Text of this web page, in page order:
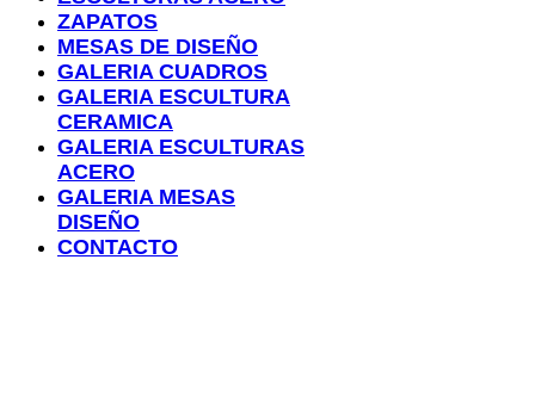
ZAPATOS
MESAS DE DISEÑO
GALERIA CUADROS
GALERIA ESCULTURA
CERAMICA
GALERIA ESCULTURAS
ACERO
GALERIA MESAS
DISEÑO
CONTACTO